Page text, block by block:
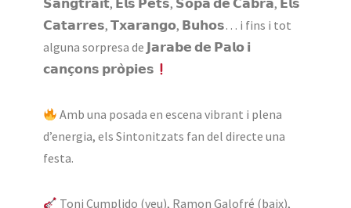
𝗦𝗮𝗻𝗴𝘁𝗿𝗮𝗶̈𝘁, 𝗘𝗹𝘀 𝗣𝗲𝘁𝘀, 𝗦𝗼𝗽𝗮 𝗱𝗲 𝗖𝗮𝗯𝗿𝗮, 𝗘𝗹𝘀
𝗖𝗮𝘁𝗮𝗿𝗿𝗲𝘀, 𝗧𝘅𝗮𝗿𝗮𝗻𝗴𝗼, 𝗕𝘂𝗵𝗼𝘀… i fins i tot
alguna sorpresa de 𝗝𝗮𝗿𝗮𝗯𝗲 𝗱𝗲 𝗣𝗮𝗹𝗼 𝗶
𝗰𝗮𝗻𝗰̧𝗼𝗻𝘀 𝗽𝗿𝗼̀𝗽𝗶𝗲𝘀
Amb una posada en escena vibrant i plena
d’energia, els Sintonitzats fan del directe una
festa.
Toni Cumplido (veu), Ramon Galofré (baix),